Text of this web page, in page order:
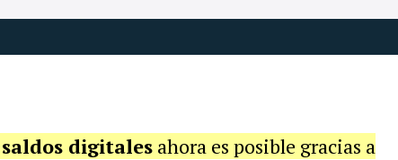
digitalesahora es posible gracias a